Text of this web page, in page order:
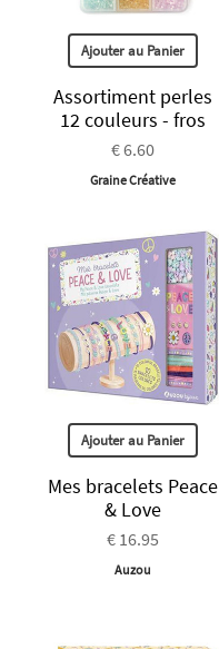
Ajouter au Panier
Assortiment perles
12 couleurs - fros
€ 6.60
Graine Créative
Ajouter au Panier
Mes bracelets Peace
& Love
€ 16.95
Auzou